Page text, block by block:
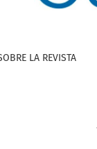
LA REVISTA